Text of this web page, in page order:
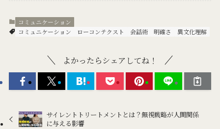
コミュニケーション
コミュニケーション
ローコンテクスト 会話術 明確さ 異文化理解
よかったらシェアしてね！
サイレントトリートメントとは？無視戦略が人間関係
に与える影響